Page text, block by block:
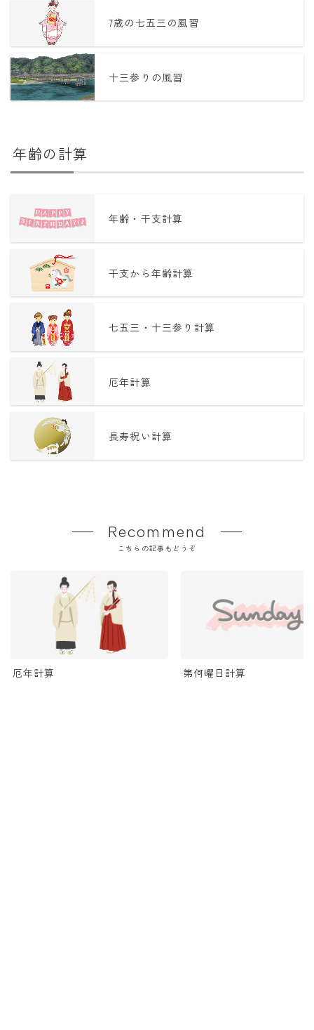
7歳の七五三の風習
十三参りの風習
年齢の計算
年齢・干支計算
干支から年齢計算
七五三・十三参り計算
厄年計算
長寿祝い計算
Recommend
こちらの記事もどうぞ
厄年計算 第何曜日計算